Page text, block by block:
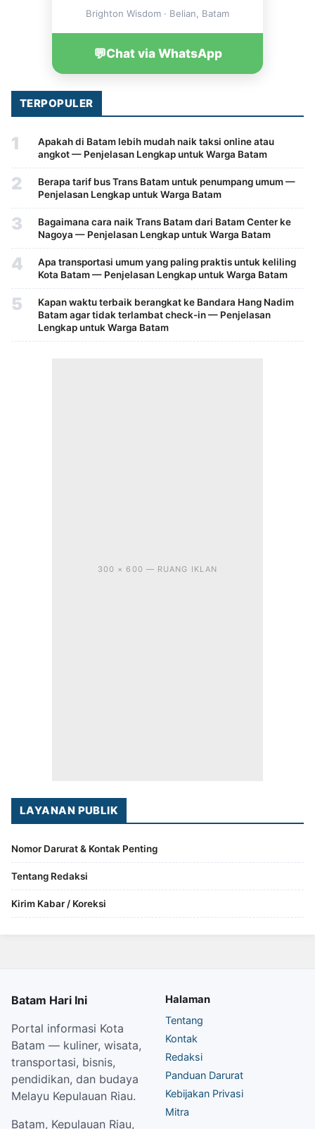
Brighton Wisdom · Belian, Batam
💬Chat via WhatsApp
TERPOPULER
1
Apakah di Batam lebih mudah naik taksi online atau
angkot — Penjelasan Lengkap untuk Warga Batam
2
Berapa tarif bus Trans Batam untuk penumpang umum —
Penjelasan Lengkap untuk Warga Batam
3
Bagaimana cara naik Trans Batam dari Batam Center ke
Nagoya — Penjelasan Lengkap untuk Warga Batam
4
Apa transportasi umum yang paling praktis untuk keliling
Kota Batam — Penjelasan Lengkap untuk Warga Batam
5
Kapan waktu terbaik berangkat ke Bandara Hang Nadim
Batam agar tidak terlambat check-in — Penjelasan
Lengkap untuk Warga Batam
300 × 600 — RUANG IKLAN
LAYANAN PUBLIK
Nomor Darurat & Kontak Penting
Tentang Redaksi
Kirim Kabar / Koreksi
Batam Hari Ini
Portal informasi Kota
Batam — kuliner, wisata,
transportasi, bisnis,
pendidikan, dan budaya
Melayu Kepulauan Riau.
Batam, Kepulauan Riau,
Halaman
Tentang
Kontak
Redaksi
Panduan Darurat
Kebijakan Privasi
Mitra